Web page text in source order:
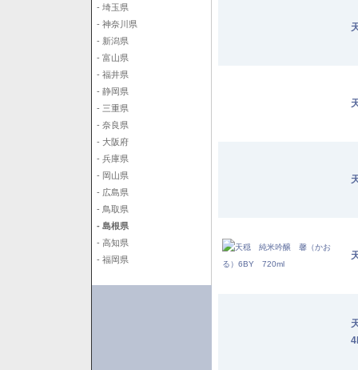
- 埼玉県
- 神奈川県
- 新潟県
- 富山県
- 福井県
- 静岡県
- 三重県
- 奈良県
- 大阪府
- 兵庫県
- 岡山県
- 広島県
- 鳥取県
- 島根県
- 高知県
- 福岡県